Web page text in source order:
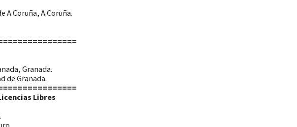
Coruña, A Coruña.
Granada.
de Granada.
Libres